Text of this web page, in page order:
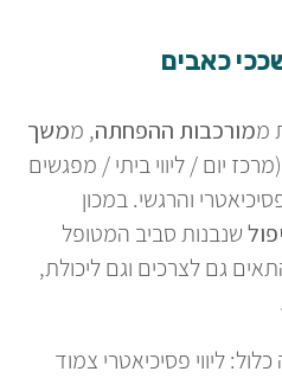
כאבים
ממורכבות ההפחתה, ממשך
(מרכז יום / ליווי ביתי / מפגשים
והרגשי. במכון
שנבנות סביב המטופל
גם לצרכים וגם ליכולת,
ליווי פסיכיאטרי צמוד